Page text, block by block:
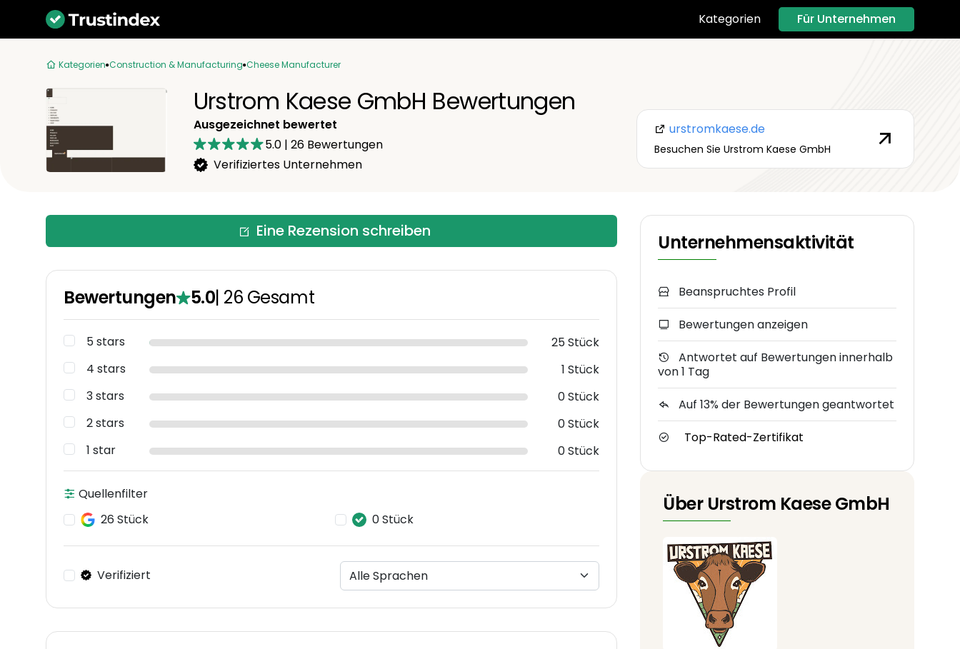
Kategorien Für Unternehmen
Kategorien Construction & Manufacturing Cheese Manufacturer
Urstrom Kaese GmbH Bewertungen
Ausgezeichnet bewertet
5.0 | 26Bewertungen
Verifiziertes Unternehmen
urstromkaese.de
Besuchen Sie Urstrom Kaese GmbH
Eine Rezension schreiben
Bewertungen 5.0| 26 Gesamt
5 stars
25 Stück
4 stars
1 Stück
3 stars
0 Stück
2 stars
0 Stück
1 star
0 Stück
Quellenfilter
26 Stück
0 Stück
Verifiziert
Unternehmensaktivität
Beanspruchtes Profil
Bewertungen anzeigen
Antwortet auf Bewertungen innerhalb
von 1 Tag
Auf 13% der Bewertungen geantwortet
Top-Rated-Zertifikat
Über Urstrom Kaese GmbH